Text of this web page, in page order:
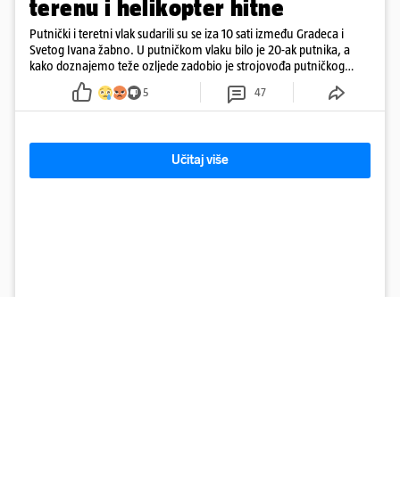
terenu i helikopter hitne
Putnički i teretni vlak sudarili su se iza 10 sati između Gradeca i
Svetog Ivana žabno. U putničkom vlaku bilo je 20-ak putnika, a
kako doznajemo teže ozljede zadobio je strojovođa putničkog
vlaka. Zatvoren je promet, a fotoreporteri Prigorskog objavili su
prve snimke s mjesta sudara
5 47
Učitaj više